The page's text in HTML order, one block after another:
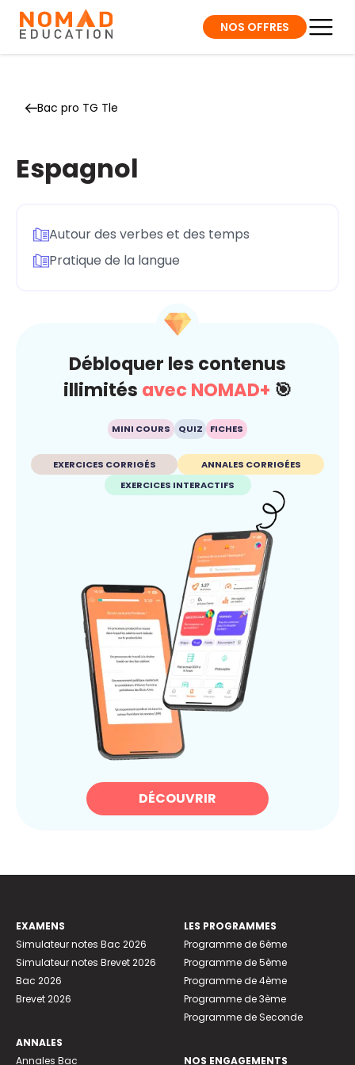
NOS OFFRES
Bac pro TG Tle
Espagnol
Autour des verbes et des temps
Pratique de la langue
Débloquer les contenus
illimités avec NOMAD+ 🎯
MINI COURS QUIZ FICHES
EXERCICES CORRIGÉS
ANNALES CORRIGÉES
EXERCICES INTERACTIFS
DÉCOUVRIR
EXAMENS
Simulateur notes Bac 2026
Simulateur notes Brevet 2026
Bac 2026
Brevet 2026
ANNALES
Annales Bac
LES PROGRAMMES
Programme de 6ème
Programme de 5ème
Programme de 4ème
Programme de 3ème
Programme de Seconde
NOS ENGAGEMENTS